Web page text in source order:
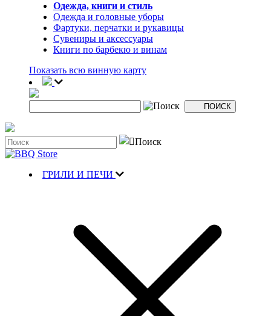
Одежда, книги и стиль
Одежда и головные уборы
Фартуки, перчатки и рукавицы
Сувениры и аксессуары
Книги по барбекю и винам
Показать всю винную карту
ГРИЛИ И ПЕЧИ